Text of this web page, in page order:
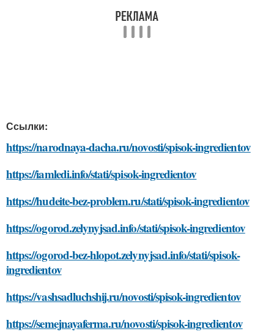
Ссылки:
https://narodnaya-dacha.ru/novosti/spisok-ingredientov
https://iamledi.info/stati/spisok-ingredientov
https://hudeite-bez-problem.ru/stati/spisok-ingredientov
https://ogorod.zelynyjsad.info/stati/spisok-ingredientov
https://ogorod-bez-hlopot.zelynyjsad.info/stati/spisok-
ingredientov
https://vashsadluchshij.ru/novosti/spisok-ingredientov
https://semejnayaferma.ru/novosti/spisok-ingredientov